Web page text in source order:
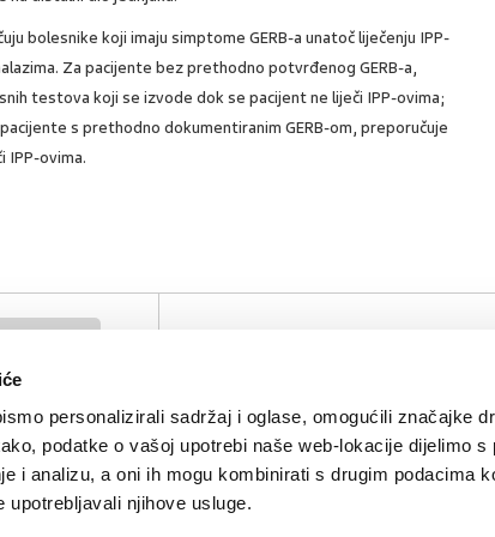
personalizirali sadržaj i oglase, omogućili značajke
podatke o vašoj upotrebi naše web-lokacije dijelimo s
i analizu, a oni ih mogu kombinirati s drugim podacima
njihove usluge.
bolesnike koji imaju simptome GERB-a unatoč liječenju IPP-
Za pacijente bez prethodno potvrđenog GERB-a,
testova koji se izvode dok se pacijent ne liječi IPP-ovima;
s prethodno dokumentiranim GERB-om, preporučuje
IPP-ovima.
pumpe